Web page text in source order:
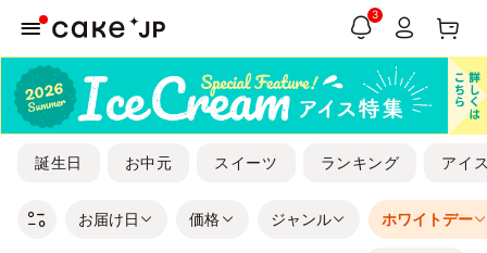
3
誕生日 お中元 スイーツ ランキング アイ
お届け日 価格 ジャンル ホワイトデー